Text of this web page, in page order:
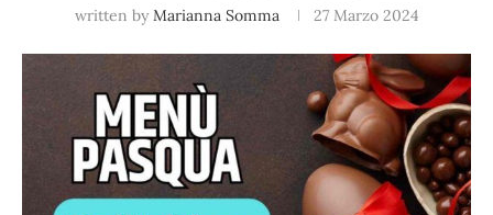
written by Marianna Somma 27 Marzo 2024